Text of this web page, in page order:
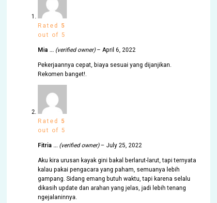
Rated 5
out of 5
Mia … (verified owner)– April 6, 2022
Pekerjaannya cepat, biaya sesuai yang dijanjikan.
Rekomen banget!.
Rated 5
out of 5
Fitria … (verified owner)– July 25, 2022
Aku kira urusan kayak gini bakal berlarut-larut, tapi ternyata
kalau pakai pengacara yang paham, semuanya lebih
gampang. Sidang emang butuh waktu, tapi karena selalu
dikasih update dan arahan yang jelas, jadi lebih tenang
ngejalaninnya.